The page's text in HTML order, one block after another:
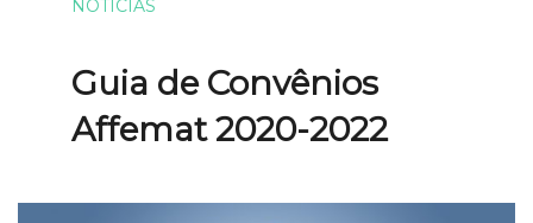
NOTÍCIAS
Guia de Convênios
Affemat 2020-2022